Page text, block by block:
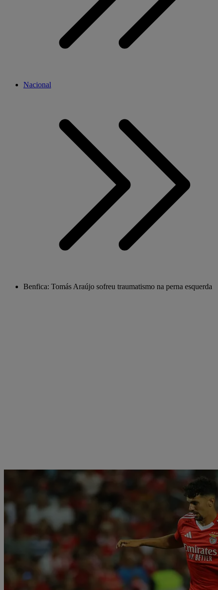
Nacional
Benfica: Tomás Araújo sofreu traumatismo na perna esquerda